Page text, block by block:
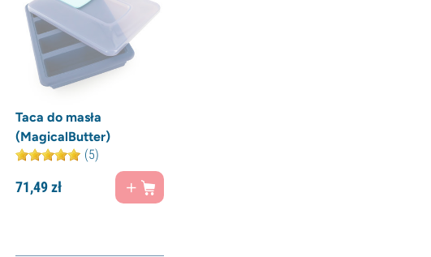
Taca do masła
(MagicalButter)
(5)
71,49zł